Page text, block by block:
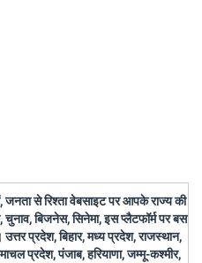
से रिश्ता वेबसाइट पर आपके राज्य की
बिजनेस, सिनेमा, इस प्लैटफॉर्म पर बस
प्रदेश, बिहार, मध्य प्रदेश, राजस्थान,
प्रदेश, पंजाब, हरियाणा, जम्मू-कश्मीर,